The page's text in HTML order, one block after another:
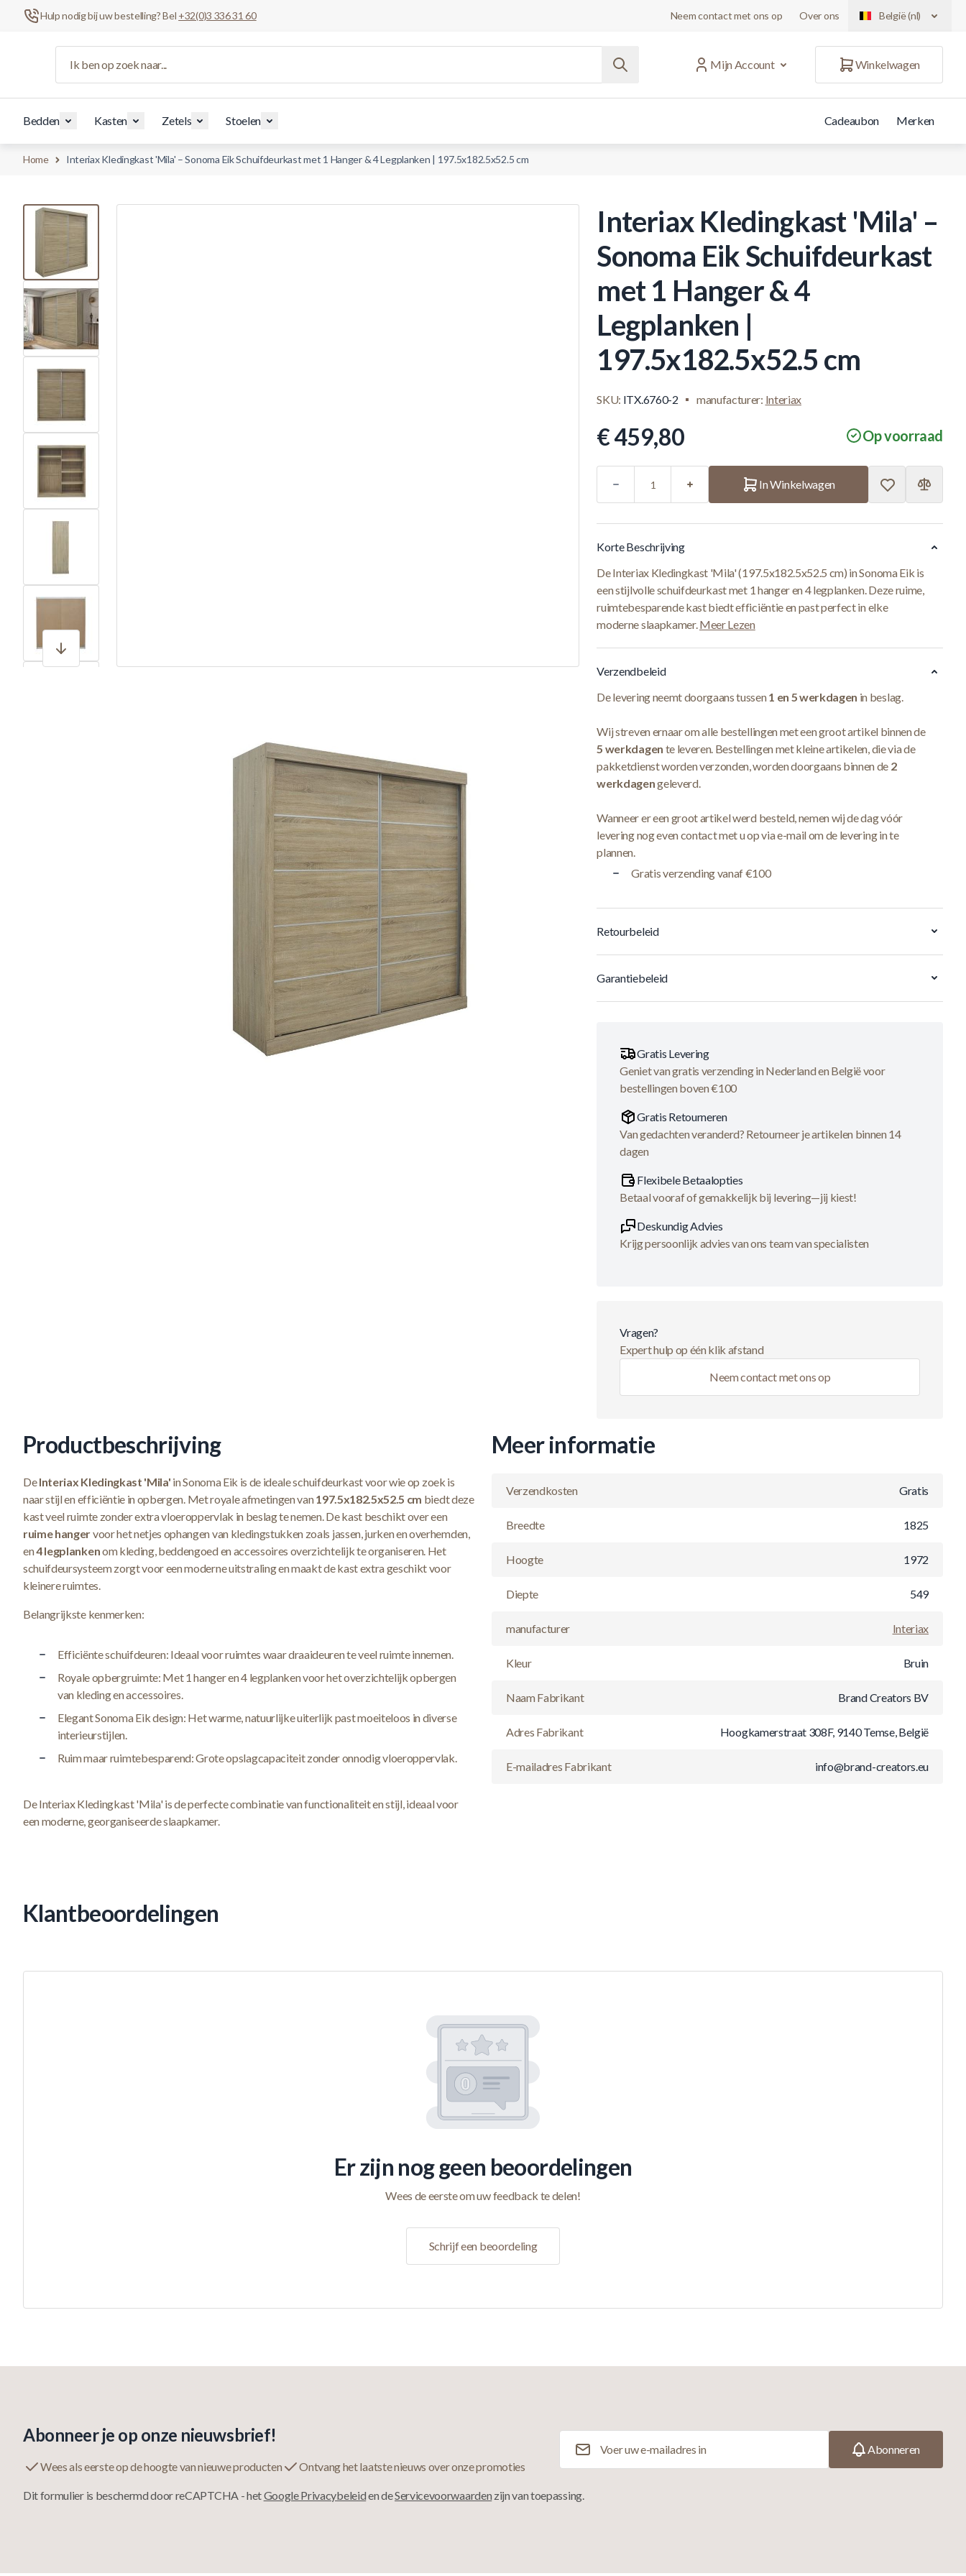
Hulp nodig bij uw bestelling? Bel +32(0)3 336 31 60 Neem contact met ons op Over ons België (nl)
Mijn Account
Winkelwagen
Bedden Kasten Zetels Stoelen Cadeaubon Merken
Home Interiax Kledingkast 'Mila' – Sonoma Eik Schuifdeurkast met 1 Hanger & 4 Legplanken | 197.5x182.5x52.5 cm
View larger image
View larger image
View larger image
Interiax Kledingkast 'Mila' –
Sonoma Eik Schuifdeurkast
met 1 Hanger & 4
Legplanken |
197.5x182.5x52.5 cm
SKU: ITX.6760-2 manufacturer: Interiax
€ 459,80 Op voorraad
In Winkelwagen
Korte Beschrijving
De Interiax Kledingkast 'Mila' (197.5x182.5x52.5 cm) in Sonoma Eik is
een stijlvolle schuifdeurkast met 1 hanger en 4 legplanken. Deze ruime,
ruimtebesparende kast biedt efficiëntie en past perfect in elke
moderne slaapkamer.Meer Lezen
Verzendbeleid
De levering neemt doorgaans tussen1 en 5 werkdagen in beslag.
Wij streven ernaar om alle bestellingen met een groot artikel binnen de
5 werkdagen te leveren. Bestellingen met kleine artikelen, die via de
pakketdienst worden verzonden, worden doorgaans binnen de 2
werkdagengeleverd.
Wanneer er een groot artikel werd besteld, nemen wij de dag vóór
levering nog even contact met u op via e-mail om de levering in te
plannen.
Gratis verzending vanaf €100
Retourbeleid
Garantiebeleid
Gratis Levering
Geniet van gratis verzending in Nederland en België voor
bestellingen boven €100
Gratis Retourneren
Van gedachten veranderd? Retourneer je artikelen binnen 14
dagen
Flexibele Betaalopties
Betaal vooraf of gemakkelijk bij levering—jij kiest!
Deskundig Advies
Krijg persoonlijk advies van ons team van specialisten
Vragen?
Expert hulp op één klik afstand
Neem contact met ons op
Productbeschrijving
DeInteriax Kledingkast 'Mila' in Sonoma Eik is de ideale schuifdeurkast voor wie op zoek is
naar stijl en efficiëntie in opbergen. Met royale afmetingen van197.5x182.5x52.5 cm biedt deze
kast veel ruimte zonder extra vloeroppervlak in beslag te nemen. De kast beschikt over een
ruime hangervoor het netjes ophangen van kledingstukken zoals jassen, jurken en overhemden,
en4 legplankenom kleding, beddengoed en accessoires overzichtelijk te organiseren. Het
schuifdeursysteem zorgt voor een moderne uitstraling en maakt de kast extra geschikt voor
kleinere ruimtes.
Belangrijkste kenmerken:
Efficiënte schuifdeuren: Ideaal voor ruimtes waar draaideuren te veel ruimte innemen.
Royale opbergruimte: Met 1 hanger en 4 legplanken voor het overzichtelijk opbergen
van kleding en accessoires.
Elegant Sonoma Eik design: Het warme, natuurlijke uiterlijk past moeiteloos in diverse
interieurstijlen.
Ruim maar ruimtebesparend: Grote opslagcapaciteit zonder onnodig vloeroppervlak.
De Interiax Kledingkast 'Mila' is de perfecte combinatie van functionaliteit en stijl, ideaal voor
een moderne, georganiseerde slaapkamer.
Meer informatie
Verzendkosten Gratis
Breedte 1825
Hoogte 1972
Diepte 549
manufacturer Interiax
Kleur Bruin
Naam Fabrikant Brand Creators BV
Adres Fabrikant Hoogkamerstraat 308F, 9140 Temse, België
E-mailadres Fabrikant info@brand-creators.eu
Klantbeoordelingen
Er zijn nog geen beoordelingen
Wees de eerste om uw feedback te delen!
Schrijf een beoordeling
Abonneer je op onze nieuwsbrief!
Wees als eerste op de hoogte van nieuwe producten Ontvang het laatste nieuws over onze promoties
Abonneren
Dit formulier is beschermd door reCAPTCHA - hetGoogle Privacybeleiden deServicevoorwaarden zijn van toepassing.